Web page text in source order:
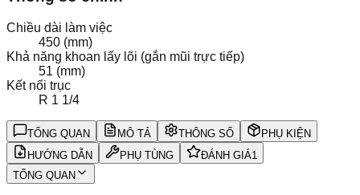
Chiều dài làm việc
450 (mm)
Khả năng khoan lấy lõi (gắn mũi trực tiếp)
51 (mm)
Kết nối trục
R 1 1/4
TỔNG QUAN MÔ TẢ THÔNG SỐ
PHỤ KIỆN
HƯỚNG DẪN
PHỤ TÙNG ĐÁNH GIÁ1
TỔNG QUAN